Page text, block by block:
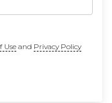
Useand Privacy Policy